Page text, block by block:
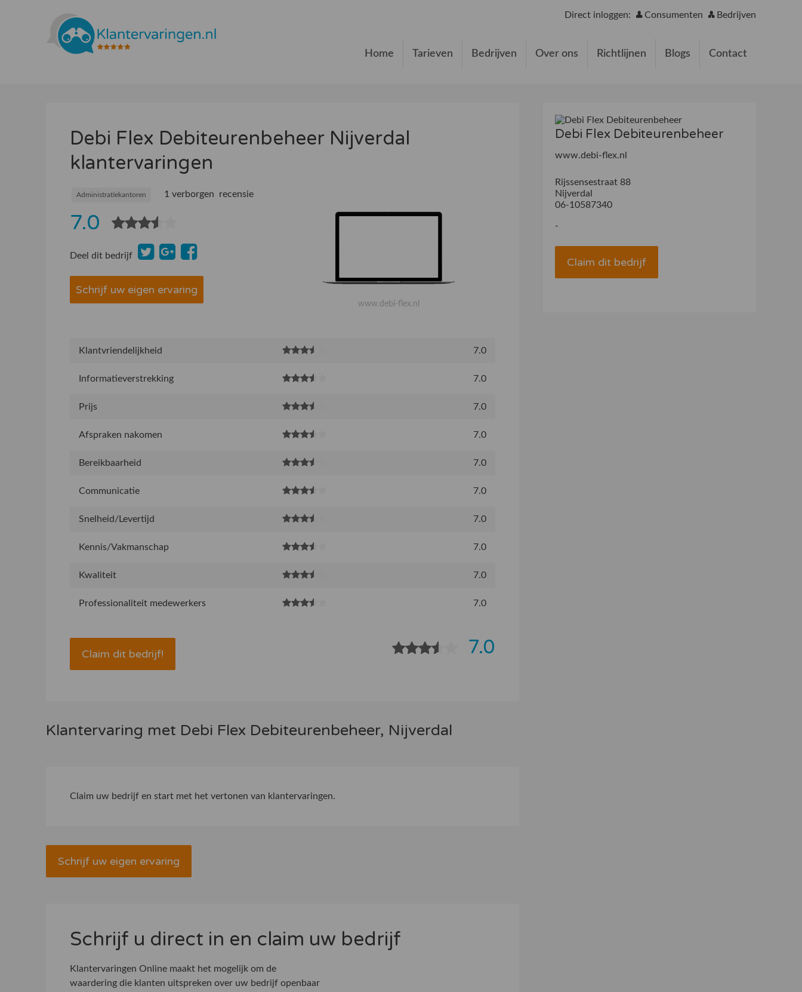
Direct inloggen: Consumenten Bedrijven
Home Tarieven Bedrijven Over ons Richtlijnen Blogs Contact
Debi Flex Debiteurenbeheer Nijverdal
klantervaringen
Administratiekantoren 1 verborgen recensie
7.0
Deel dit bedrijf
Schrijf uw eigen ervaring
www.debi-flex.nl
Klantvriendelijkheid 7.0
Informatieverstrekking 7.0
Prijs 7.0
Afspraken nakomen 7.0
Bereikbaarheid 7.0
Communicatie 7.0
Snelheid/Levertijd 7.0
Kennis/Vakmanschap 7.0
Kwaliteit 7.0
Professionaliteit medewerkers 7.0
Claim dit bedrijf! 7.0
Klantervaring met Debi Flex Debiteurenbeheer, Nijverdal
Claim uw bedrijf en start met het vertonen van klantervaringen.
Schrijf uw eigen ervaring
Debi Flex Debiteurenbeheer
www.debi-flex.nl
Rijssensestraat 88
Nijverdal
06-10587340
-
Claim dit bedrijf
Schrijf u direct in en claim uw bedrijf
Klantervaringen Online maakt het mogelijk om de
waardering die klanten uitspreken over uw bedrijf openbaar